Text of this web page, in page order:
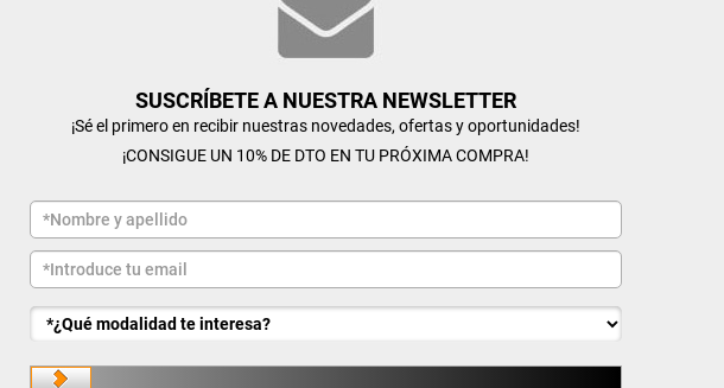
SUSCRÍBETE A NUESTRA NEWSLETTER
¡Sé el primero en recibir nuestras novedades, ofertas y oportunidades!
¡CONSIGUE UN 10% DE DTO EN TU PRÓXIMA COMPRA!